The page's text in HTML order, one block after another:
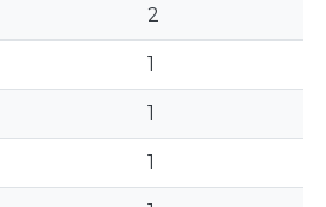
2
1
1
1